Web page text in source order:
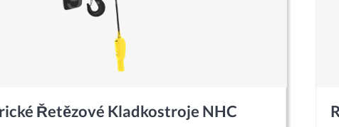
Řetězové Kladkostroje NHC